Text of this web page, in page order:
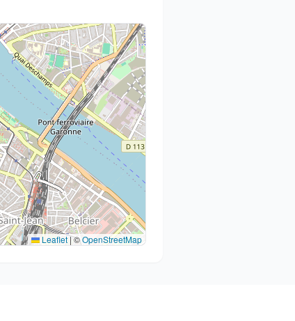
Leaflet|©OpenStreetMap